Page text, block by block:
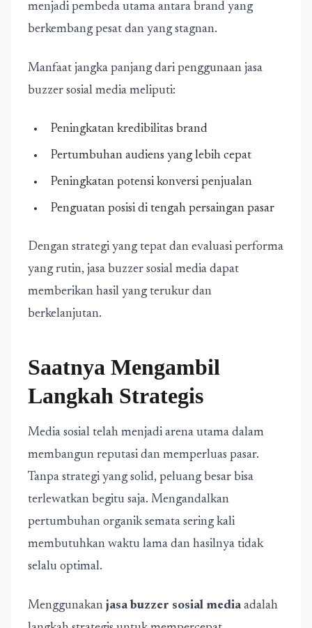
menjadi pembeda utama antara brand yang
berkembang pesat dan yang stagnan.
Manfaat jangka panjang dari penggunaan jasa
buzzer sosial media meliputi:
Peningkatan kredibilitas brand
Pertumbuhan audiens yang lebih cepat
Peningkatan potensi konversi penjualan
Penguatan posisi di tengah persaingan pasar
Dengan strategi yang tepat dan evaluasi performa
yang rutin, jasa buzzer sosial media dapat
memberikan hasil yang terukur dan
berkelanjutan.
Saatnya Mengambil
Langkah Strategis
Media sosial telah menjadi arena utama dalam
membangun reputasi dan memperluas pasar.
Tanpa strategi yang solid, peluang besar bisa
terlewatkan begitu saja. Mengandalkan
pertumbuhan organik semata sering kali
membutuhkan waktu lama dan hasilnya tidak
selalu optimal.
Menggunakan jasa buzzer sosial mediaadalah